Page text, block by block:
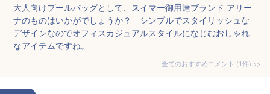
大人向けプールバッグとして、スイマー御用達ブランド アリー
ナのものはいかがでしょうか？ シンプルでスタイリッシュな
デザインなのでオフィスカジュアルスタイルになじむおしゃれ
なアイテムですね。
全てのおすすめコメント (1件) >